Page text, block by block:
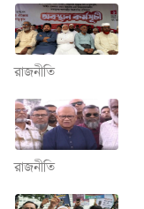
রাজনীতি
রাজনীতি